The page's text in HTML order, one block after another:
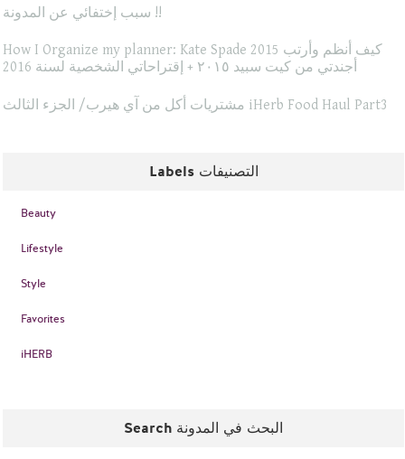
سبب إختفائي عن المدونة !!
How I Organize my planner: Kate Spade 2015 كيف أنظم وأرتب
أجندتي من كيت سبيد ٢٠١٥ + إقتراحاتي الشخصية لسنة 2016
مشتريات أكل من آي هيرب/ الجزء الثالث iHerb Food Haul Part3
Labels التصنيفات
Beauty
Lifestyle
Style
Favorites
iHERB
Search البحث في المدونة